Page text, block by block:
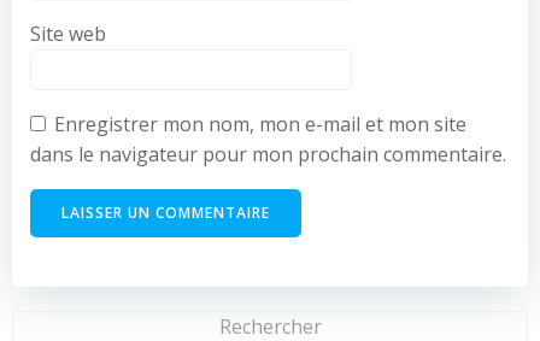
Site web
Enregistrer mon nom, mon e-mail et mon site
dans le navigateur pour mon prochain commentaire.
Rechercher